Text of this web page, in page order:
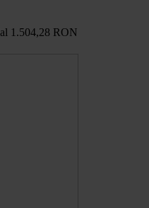
1.504,28 RON